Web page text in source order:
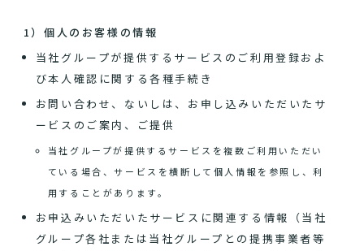
1）個人のお客様の情報
当社グループが提供するサービスのご利用登録およ
び本人確認に関する各種手続き
お問い合わせ、ないしは、お申し込みいただいたサ
ービスのご案内、ご提供
当社グループが提供するサービスを複数ご利用いただい
ている場合、サービスを横断して個人情報を参照し、利
用することがあります。
お申込みいただいたサービスに関連する情報（当社
グループ各社または当社グループとの提携事業者等